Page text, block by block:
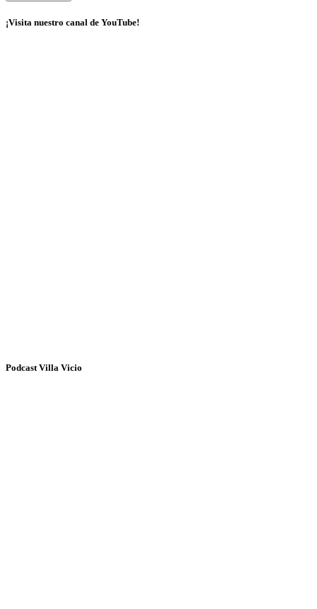
¡Visita nuestro canal de YouTube!
Podcast Villa Vicio